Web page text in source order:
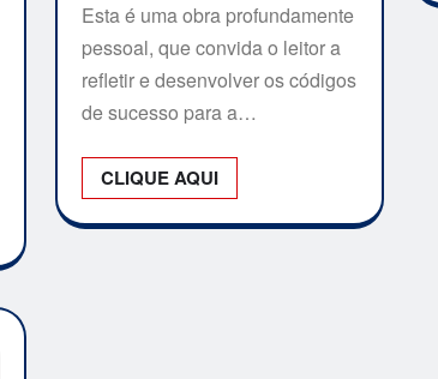
Esta é uma obra profundamente
pessoal, que convida o leitor a
refletir e desenvolver os códigos
de sucesso para a…
CLIQUE AQUI